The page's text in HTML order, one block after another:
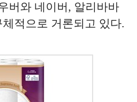
버와 네이버, 알리바바
적으로 거론되고 있다.